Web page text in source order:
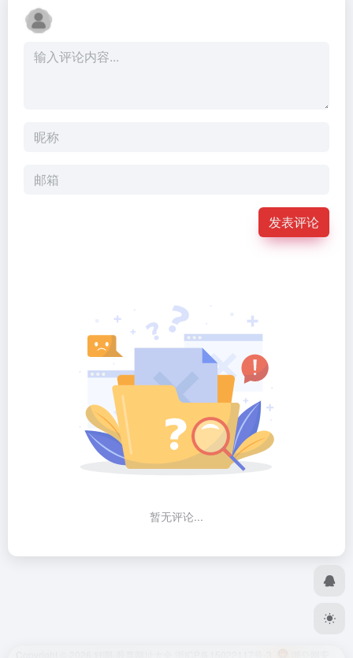
发表评论
暂无评论...